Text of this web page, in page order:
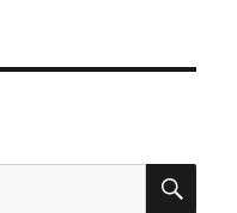
Herzogenrath